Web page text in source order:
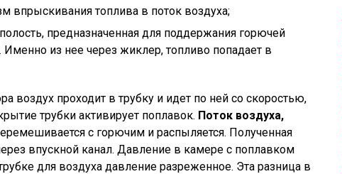
впрыскивания топлива в поток воздуха;
предназначенная для поддержания горючей
из нее через жиклер, топливо попадает в
воздух проходит в трубку и идет по ней со скоростью,
трубки активирует поплавок. Поток воздуха,
с горючим и распыляется. Полученная
впускной канал. Давление в камере с поплавком
для воздуха давление разреженное. Эта разница в